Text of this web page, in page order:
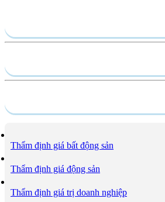
Thẩm định giá bất động sản
Thẩm định giá động sản
Thẩm định giá trị doanh nghiệp